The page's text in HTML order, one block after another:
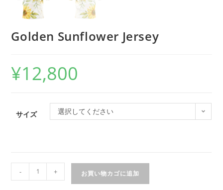
Golden Sunflower Jersey
¥12,800
サイズ 選択してください
- + お買い物カゴに追加